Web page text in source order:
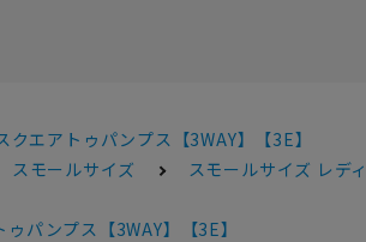
クエアトゥパンプス【3WAY】【3E】
スモールサイズ
スモールサイズ レデ
ゥパンプス【3WAY】【3E】